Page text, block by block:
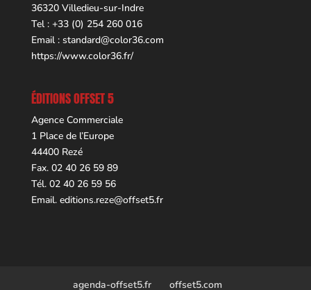
36320 Villedieu-sur-Indre
Tel : +33 (0) 254 260 016
Email : standard@color36.com
https://www.color36.fr/
ÉDITIONS OFFSET 5
Agence Commerciale
1 Place de l’Europe
44400 Rezé
Fax. 02 40 26 59 89
Tél. 02 40 26 59 56
Email. editions.reze@offset5.fr
agenda-offset5.fr offset5.com